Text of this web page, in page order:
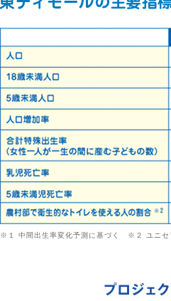
※１ 中間出生率変化予測に基づく ※２ ユニセ